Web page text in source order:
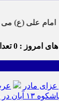
: هر کس از خود بدگویی و انتقاد کند٬
امروز : 0
مادر
مقابل استکبار» + تصاویر